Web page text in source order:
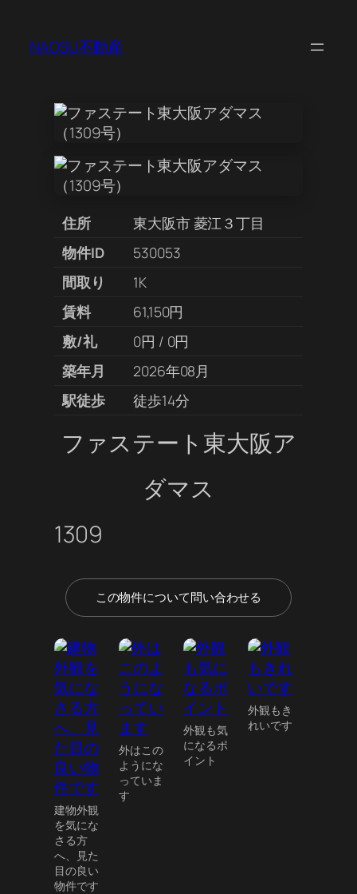
NAOSU不動産
住所
東大阪市 菱江３丁目
物件ID
530053
間取り
1K
賃料
61,150円
敷/礼
0円 / 0円
築年月
2026年08月
駅徒歩
徒歩14分
ファステート東大阪ア
ダマス
1309
この物件について問い合わせる
建物外観
を気にな
さる方
へ、見た
目の良い
物件です
外はこの
ようにな
っていま
す
外観も気
になるポ
イント
外観もき
れいです